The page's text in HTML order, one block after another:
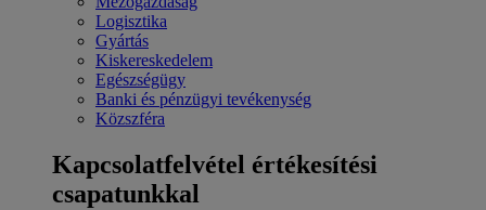
Logisztika
Gyártás
Kiskereskedelem
Egészségügy
Banki és pénzügyi tevékenység
Közszféra
Kapcsolatfelvétel értékesítési
csapatunkkal